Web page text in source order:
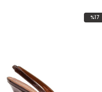
%17